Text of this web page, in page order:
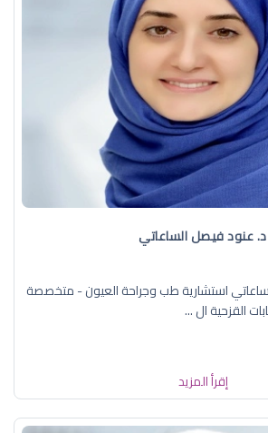
د. عنود فيصل الساعاتي
استشارية طب وجراحة العيون - متخصصة
القزحية ال ...
إقرأ المزيد